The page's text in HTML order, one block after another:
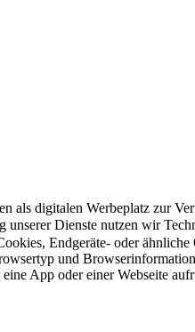
digitalen Werbeplatz zur
unserer Dienste nutzen wir
Endgeräte- oder
und
App oder einer Webseite